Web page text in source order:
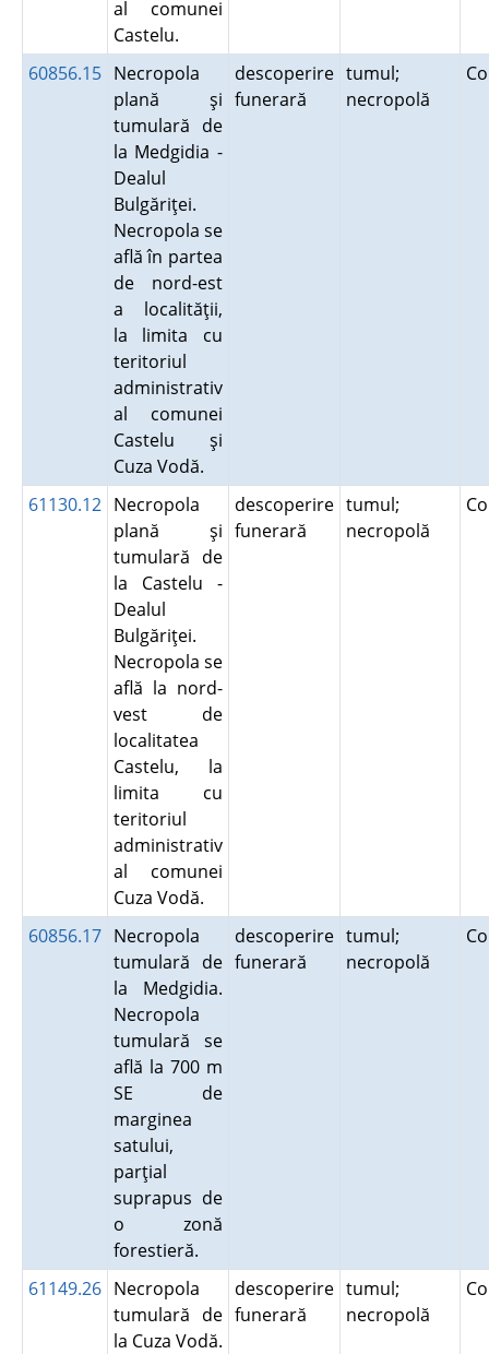
al comunei
Castelu.
60856.15 Necropola
plană şi
tumulară de
la Medgidia -
Dealul
Bulgăriţei.
Necropola se
află în partea
de nord-est
a localităţii,
la limita cu
teritoriul
administrativ
al comunei
Castelu şi
Cuza Vodă.
descoperire
funerară
tumul;
necropolă
61130.12 Necropola
plană şi
tumulară de
la Castelu -
Dealul
Bulgăriţei.
Necropola se
află la nord-
vest de
localitatea
Castelu, la
limita cu
teritoriul
administrativ
al comunei
Cuza Vodă.
descoperire
funerară
tumul;
necropolă
60856.17 Necropola
tumulară de
la Medgidia.
Necropola
tumulară se
află la 700 m
SE de
marginea
satului,
parţial
suprapus de
o zonă
forestieră.
descoperire
funerară
tumul;
necropolă
61149.26 Necropola
tumulară de
la Cuza Vodă.
descoperire
funerară
tumul;
necropolă